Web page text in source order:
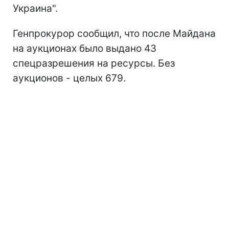
Украина".
Генпрокурор сообщил, что после Майдана
на аукционах было выдано 43
спецразрешения на ресурсы. Без
аукционов - целых 679.